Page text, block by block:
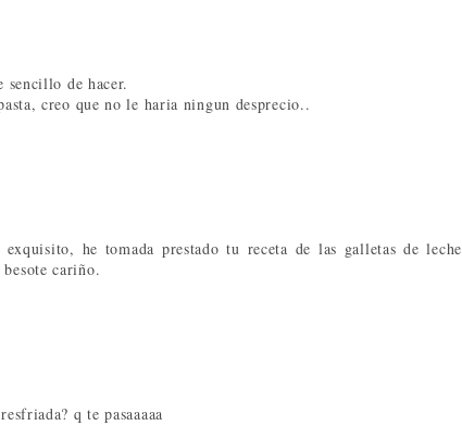
sencillo de hacer.
creo que no le haria ningun desprecio..
he tomada prestado tu receta de las galletas de leche
cariño.
q te pasaaaaa